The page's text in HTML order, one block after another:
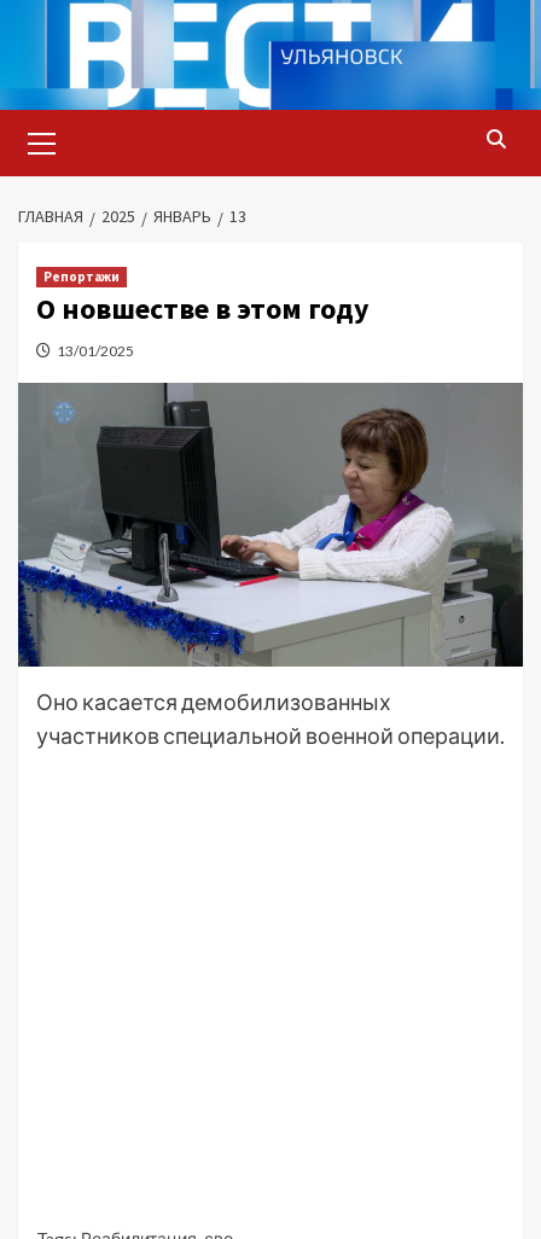
содержимому
меню
ГЛАВНАЯ 2025 ЯНВАРЬ 13
Репортажи
О новшестве в этом году
13/01/2025
Оно касается демобилизованных
участников специальной военной операции.